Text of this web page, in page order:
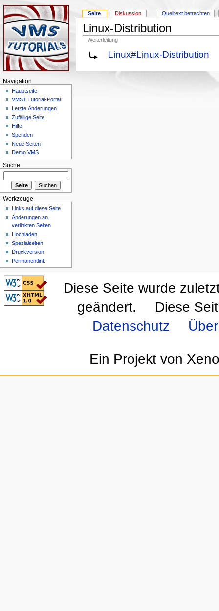
Linux-Distribution
Weiterleitung
Linux#Linux-Distribution
Seite Diskussion Quelltext betrachten
Navigation
Hauptseite
VMS1 Tutorial-Portal
Letzte Änderungen
Zufällige Seite
Hilfe
Spenden
Neue Seiten
Demo VMS
Suche
Werkzeuge
Links auf diese Seite
Änderungen an
verlinkten Seiten
Hochladen
Spezialseiten
Druckversion
Permanentlink
CSS ist valide!
Valid XHTML 1.0
Transitional
Diese Seite wurde
geändert.
Diese
Datenschutz
Ein Projekt von